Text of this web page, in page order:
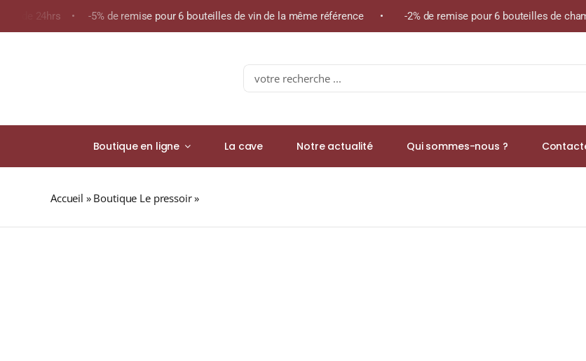
de 24hrs • -5% de remise pour 6 bouteilles de vin de la même référence • -2% de remise pour 6 bouteilles de
Search
for:
Boutique en ligne La cave Notre actualité Qui sommes-nous ?
Accueil » Boutique Le pressoir»